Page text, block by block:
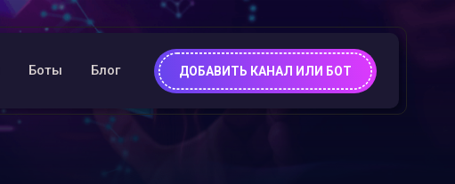
Боты Блог ДОБАВИТЬ КАНАЛ ИЛИ БОТ